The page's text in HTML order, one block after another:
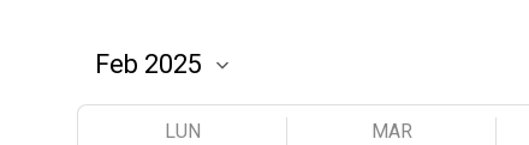
LUN MAR